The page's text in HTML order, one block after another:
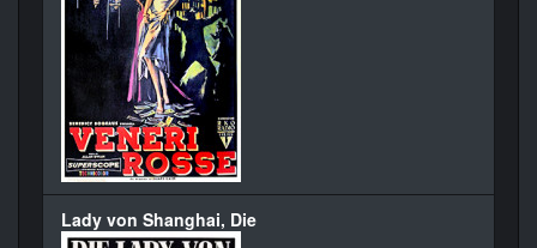
Lady von Shanghai, Die